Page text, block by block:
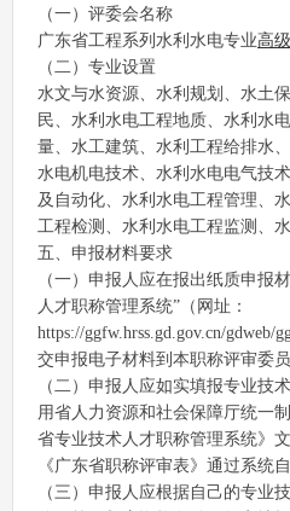
（一）评委会名称
广东省工程系列水利水电专业高
（二）专业设置
水文与水资源、水利规划、水土
民、水利水电工程地质、水利水
量、水工建筑、水利工程给排水
水电机电技术、水利水电电气技
及自动化、水利水电工程管理、
工程检测、水利水电工程监测、
五、申报材料要求
（一）申报人应在报出纸质申报
人才职称管理系统”（网址：
https://ggfw.hrss.gd.gov.cn/gdweb/
交申报电子材料到本职称评审委
（二）申报人应如实填报专业技
用省人力资源和社会保障厅统一
省专业技术人才职称管理系统》
《广东省职称评审表》通过系统
（三）申报人应根据自己的专业